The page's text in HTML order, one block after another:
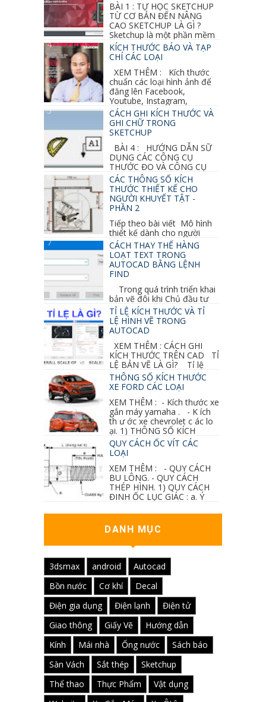
BÀI 1 : TỰ HỌC SKETCHUP
TỪ CƠ BẢN ĐẾN NÂNG
CAO SKETCHUP LÀ GÌ ?
Sketchup là một phần mềm
vẽ 3d của Google, nó khá dễ sữ...
KÍCH THƯỚC BÁO VÀ TẠP
CHÍ CÁC LOẠI
XEM THÊM : Kích thước
chuẩn các loại hình ảnh để
đăng lên Facebook,
Youtube, Instagram,
Linkedin, Pinterest...CÁCH GHI KÍCH THƯỚC VÀ
GHI CHỮ TRONG
SKETCHUP
BÀI 4 : HƯỚNG DẪN SỮ
DỤNG CÁC CÔNG CỤ
THƯỚC ĐO VÀ CÔNG CỤ
GHI CHỮ 2D, 3D TRONG SKETCHUP Ở bài
học trước ta đã...
CÁC THÔNG SỐ KÍCH
THƯỚC THIẾT KẾ CHO
NGƯỜI KHUYẾT TẬT -
PHẦN 2
Tiếp theo bài viết Mô hình
thiết kế dành cho người
khuyết tật ở phần 1 chúng ta cùng tìm hiểu
thêm các vấn đề và...
CÁCH THAY THẾ HÀNG
LOẠT TEXT TRONG
AUTOCAD BẰNG LỆNH
FIND
Trong quá trình triển khai
bản vẽ đôi khi Chủ đầu tư
thay đổi thiết kế hoặc do bản vẽ mình ghi chú
sai mục nào đó...
TỈ LỆ KÍCH THƯỚC VÀ TỈ
LỆ HÌNH VẼ TRONG
AUTOCAD
XEM THÊM : CÁCH GHI
KÍCH THƯỚC TRÊN CAD TỈ
LỆ BẢN VẼ LÀ GÌ? Tỉ lệ
của hình vẽ trong bản vẽ thiết kế kiến trúc...
THÔNG SỐ KÍCH THƯỚC
XE FORD CÁC LOẠI
XEM THÊM : - Kích thước xe
gắn máy yamaha . - K ích
th ư ớc xe chevrolet c ác lo
ại. 1) THÔNG SỐ KÍCH
QUY CÁCH ỐC VÍT CÁC
LOẠI
XEM THÊM : - QUY CÁCH
BU LÔNG. - QUY CÁCH
THÉP HÌNH. 1) QUY CÁCH
ĐINH ỐC LỤC GIÁC : a. Ý
DANH MỤC
3dsmax android
Autocad
Bồn nước
Cơ khí
Decal
Điện gia dụng
Điện lạnh
Điện tử
Giao thông
Giấy Vẽ
Hướng dẫn
Kính
Mái nhà Ống nước
Sách báo
Sàn Vách
Sắt thép
Sketchup
Thể thao
Thực Phẩm
Vật dụng